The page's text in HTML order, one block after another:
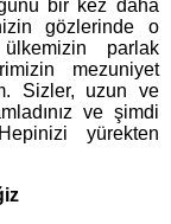
bir kez daha
gözlerinde o
parlak
mezuniyet
Sizler, uzun ve
ve şimdi
yürekten